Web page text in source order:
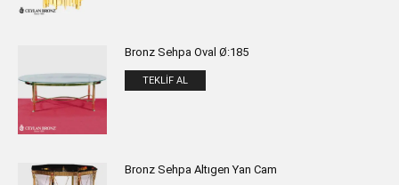
Bronz Sehpa Oval Ø:185
TEKLIF AL
Bronz Sehpa Altıgen Yan Cam